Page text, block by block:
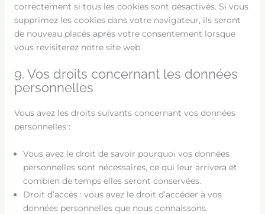
correctement si tous les cookies sont désactivés. Si vous
supprimez les cookies dans votre navigateur, ils seront
de nouveau placés après votre consentement lorsque
vous revisiterez notre site web.
9. Vos droits concernant les données
personnelles
Vous avez les droits suivants concernant vos données
personnelles :
Vous avez le droit de savoir pourquoi vos données
personnelles sont nécessaires, ce qui leur arrivera et
combien de temps elles seront conservées.
Droit d’accès : vous avez le droit d’accéder à vos
données personnelles que nous connaissons.